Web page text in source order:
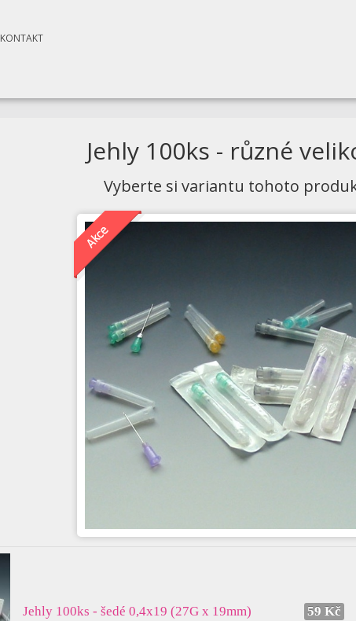
KONTAKT
Jehly 100ks - různé
Vyberte si variantu tohoto
Jehly 100ks - šedé 0,4x19 (27G x 19mm) 59 Kč